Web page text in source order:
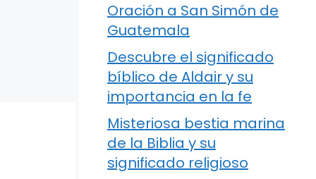
Oración a San Simón de
Guatemala
Descubre el significado
bíblico de Aldair y su
importancia en la fe
Misteriosa bestia marina
de la Biblia y su
significado religioso